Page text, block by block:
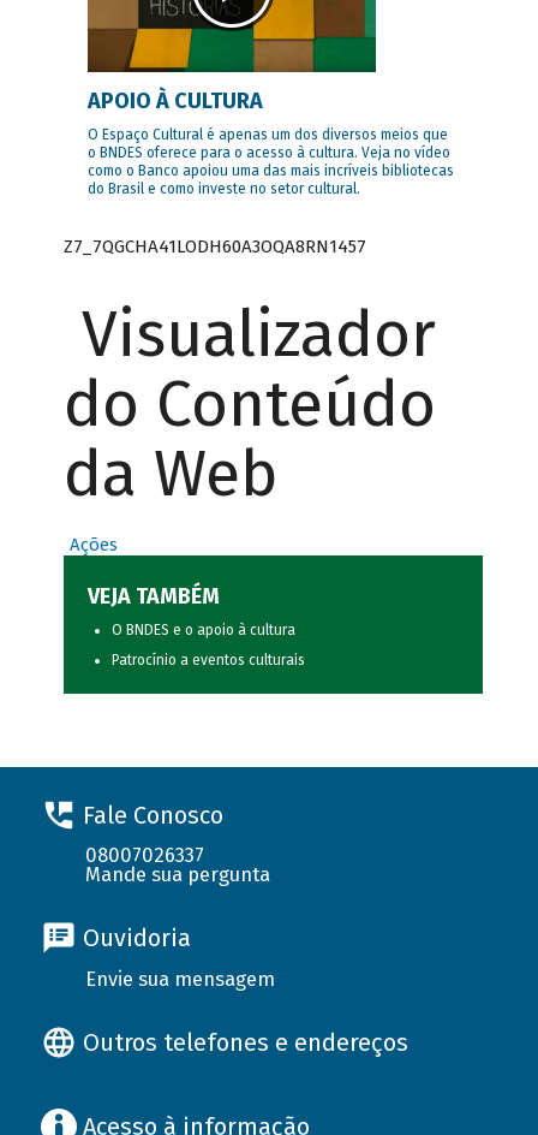
APOIO À CULTURA
O Espaço Cultural é apenas um dos diversos meios que
o BNDES oferece para o acesso à cultura. Veja no vídeo
como o Banco apoiou uma das mais incríveis bibliotecas
do Brasil e como investe no setor cultural.
Z7_7QGCHA41LODH60A3OQA8RN1457
Visualizador
do Conteúdo
da Web
Ações
VEJA TAMBÉM
O BNDES e o apoio à cultura
Patrocínio a eventos culturais
Fale Conosco
08007026337
Mande sua pergunta
Ouvidoria
Envie sua mensagem
Outros telefones e endereços
Acesso à informação